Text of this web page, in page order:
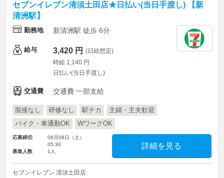
セブンイレブン清須土田店★日払い(当日手渡し) 【新
清洲駅】
勤務地 新清洲駅 徒歩 6分
給与 3,420 円 (日給想定)
時給 1,140 円
日払い(当日手渡し)
交通費 交通費 一部支給
面接なし 研修なし 駅チカ
主婦・主夫歓迎
バイク・車通勤OK
WワークOK
応募締切
08月08日（土）
05:30
募集人数
1人
詳細を見る
セブンイレブン 清須土田店